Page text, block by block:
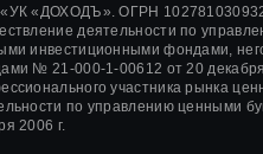
«ДОХОДЪ». ОГРН
деятельности по
инвестиционными фондами,
№ 21-000-1-00612 от20
участника рынка
по управлению ценными
2006 г.